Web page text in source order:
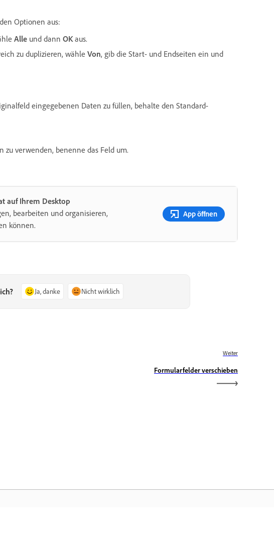
Optionen aus:
Alle und dann OKaus.
zu duplizieren, wähleVon, gib die Start- und Endseiten ein und
eingegebenen Daten zu füllen, behalte den Standard-
verwenden, benenne das Feld um.
auf Ihrem Desktop
bearbeiten und organisieren,
können.
App öffnen
Ja, danke Nicht wirklich
Weiter
Formularfelder verschieben